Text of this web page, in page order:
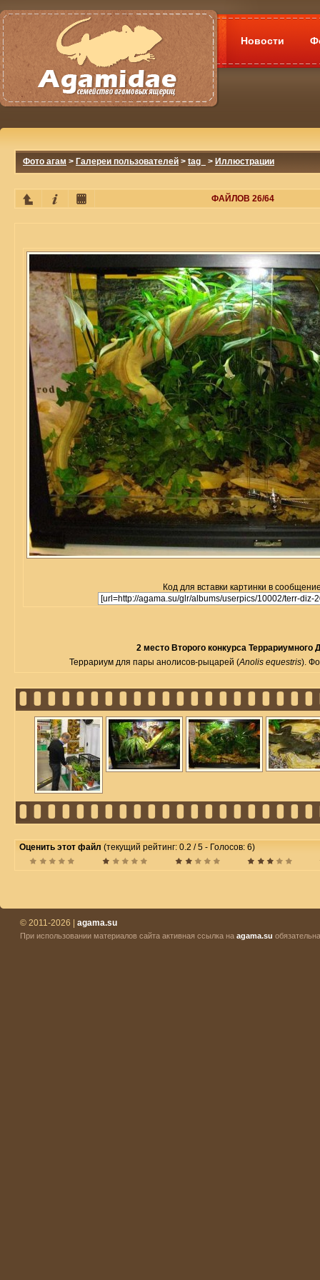
Новости
Фото агам > Галереи пользователей > tag_ > Иллюстрации
ФАЙЛОВ 26/64
Код для вставки картинки в
2 место Второго конкурса Террариумного
Террариум для пары анолисов-рыцарей (Anolis equestris).
Оценить этот файл (текущий рейтинг: 0.2 / 5 - Голосов: 6)
© 2011-2026 | agama.su
При использовании материалов сайта активная ссылка на agama.su